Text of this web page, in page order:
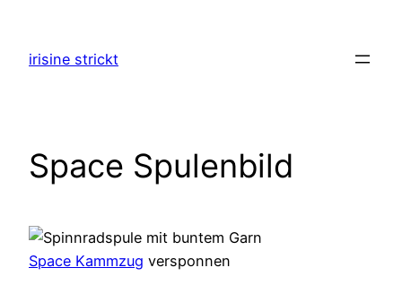
springen
irisine strickt
Space Spulenbild
Space Kammzug versponnen